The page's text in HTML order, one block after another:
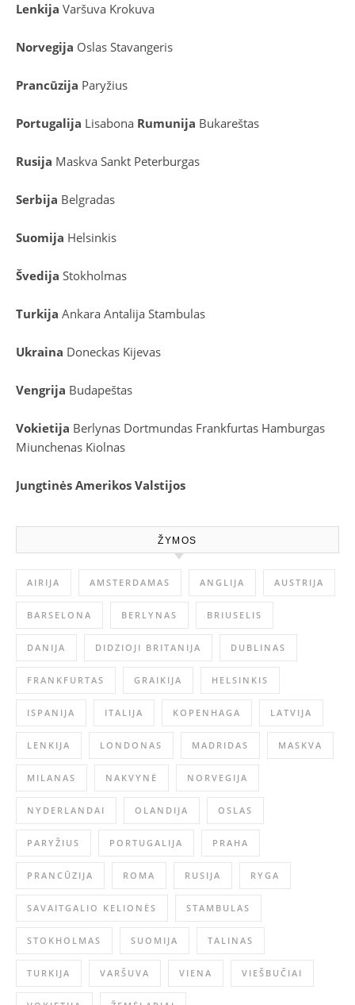
Lenkija Varšuva Krokuva
Norvegija Oslas Stavangeris
Prancūzija Paryžius
Portugalija Lisabona Rumunija Bukareštas
Rusija Maskva Sankt Peterburgas
Serbija Belgradas
Suomija Helsinkis
Švedija Stokholmas
Turkija Ankara Antalija Stambulas
Ukraina Doneckas Kijevas
Vengrija Budapeštas
Vokietija Berlynas Dortmundas Frankfurtas Hamburgas
Miunchenas Kiolnas
Jungtinės Amerikos Valstijos
ŽYMOS
AIRIJA AMSTERDAMAS ANGLIJA AUSTRIJA
BARSELONA BERLYNAS BRIUSELIS
DANIJA DIDZIOJI BRITANIJA DUBLINAS
FRANKFURTAS GRAIKIJA HELSINKIS
ISPANIJA ITALIJA KOPENHAGA LATVIJA
LENKIJA LONDONAS MADRIDAS MASKVA
MILANAS NAKVYNĖ NORVEGIJA
NYDERLANDAI OLANDIJA OSLAS
PARYŽIUS PORTUGALIJA PRAHA
PRANCŪZIJA ROMA RUSIJA RYGA
SAVAITGALIO KELIONĖS STAMBULAS
STOKHOLMAS SUOMIJA TALINAS
TURKIJA VARŠUVA VIENA VIEŠBUČIAI